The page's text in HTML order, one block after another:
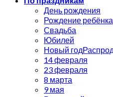
День рождения
Рождение ребёнка
Свадьба
Юбилей
Новый год
14 февраля
23 февраля
8 марта
9 мая